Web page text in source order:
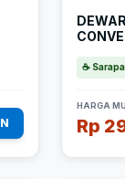
☕
HARGA
Rp